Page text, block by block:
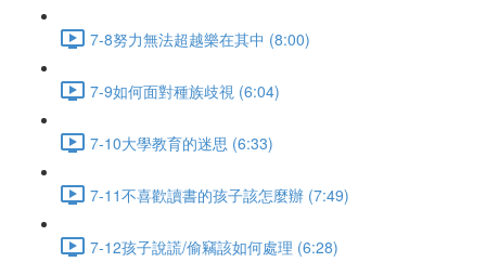
7-8努力無法超越樂在其中 (8:00)
7-9如何面對種族歧視 (6:04)
7-10大學教育的迷思 (6:33)
7-11不喜歡讀書的孩子該怎麼辦 (7:49)
7-12孩子說謊/偷竊該如何處理 (6:28)